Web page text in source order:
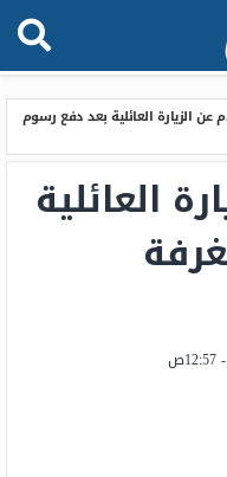
عن الزيارة العائلية بعد دفع رسوم
العائلية